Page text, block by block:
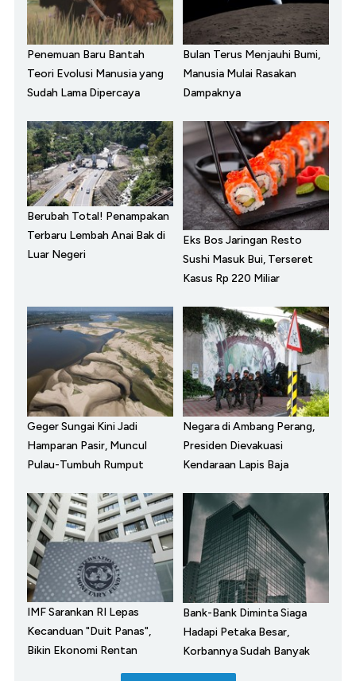
Penemuan Baru Bantah
Teori Evolusi Manusia yang
Sudah Lama Dipercaya
Bulan Terus Menjauhi Bumi,
Manusia Mulai Rasakan
Dampaknya
Berubah Total! Penampakan
Terbaru Lembah Anai Bak di
Luar Negeri
Eks Bos Jaringan Resto
Sushi Masuk Bui, Terseret
Kasus Rp 220 Miliar
Geger Sungai Kini Jadi
Hamparan Pasir, Muncul
Pulau-Tumbuh Rumput
Negara di Ambang Perang,
Presiden Dievakuasi
Kendaraan Lapis Baja
IMF Sarankan RI Lepas
Kecanduan "Duit Panas",
Bikin Ekonomi Rentan
Bank-Bank Diminta Siaga
Hadapi Petaka Besar,
Korbannya Sudah Banyak